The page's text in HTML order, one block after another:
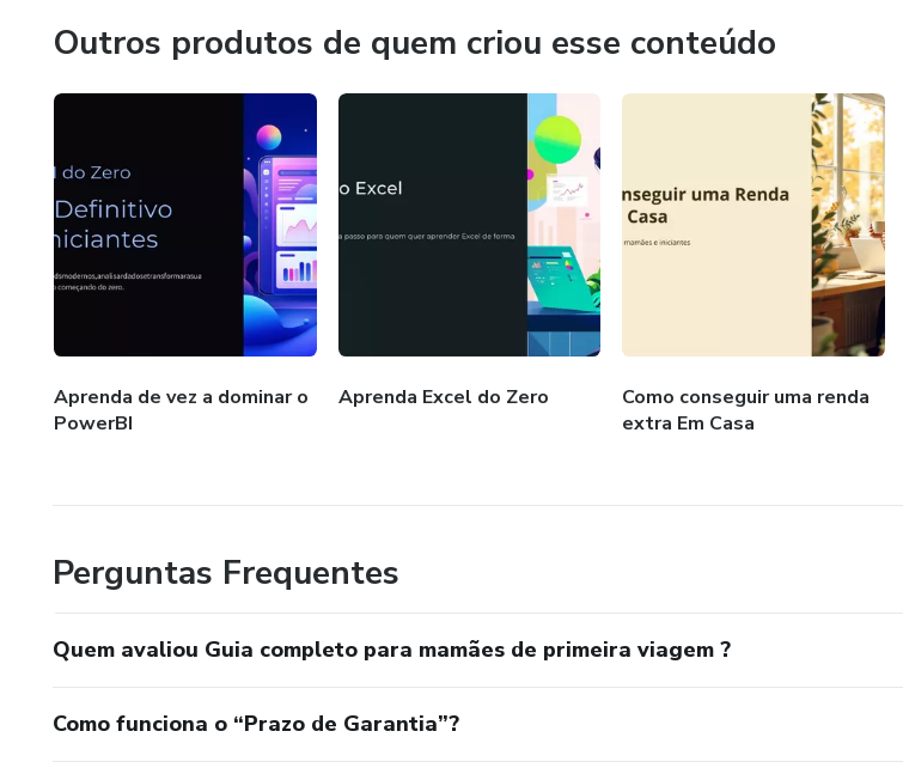
Outros produtos de quem criou esse conteúdo
Aprenda de vez a dominar o
PowerBI
Aprenda Excel do Zero
Como conseguir uma renda
extra Em Casa
Perguntas Frequentes
Quem avaliou Guia completo para mamães de primeira viagem ?
Como funciona o “Prazo de Garantia”?